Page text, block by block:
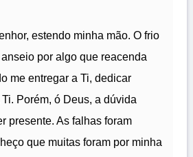
estendo minha mão. O frio
por algo que reacenda
me entregar a Ti, dedicar
Porém, ó Deus, a dúvida
presente. As falhas foram
que muitas foram por minha